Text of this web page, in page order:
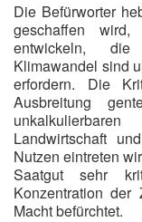
Die Befürworter
geschaffen
entwickeln,
Klimawandel sind
erfordern. Die
Ausbreitung
Landwirtschaft
Nutzen eintreten
Saatgut sehr
Konzentration
Macht befürchtet.